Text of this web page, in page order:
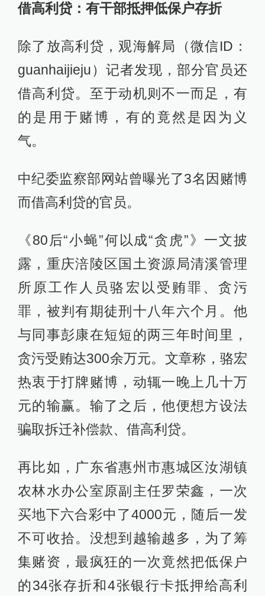
借高利贷：有干部抵押低保户存折
除了放高利贷，观海解局（微信ID：
guanhaijieju）记者发现，部分官员还
借高利贷。至于动机则不一而足，有
的是用于赌博，有的竟然是因为义
气。
中纪委监察部网站曾曝光了3名因赌博
而借高利贷的官员。
《80后“小蝇”何以成“贪虎”》一文披
露，重庆涪陵区国土资源局清溪管理
所原工作人员骆宏以受贿罪、贪污
罪，被判有期徒刑十八年六个月。他
与同事彭康在短短的两三年时间里，
贪污受贿达300余万元。文章称，骆宏
热衷于打牌赌博，动辄一晚上几十万
元的输赢。输了之后，他便想方设法
骗取拆迁补偿款、借高利贷。
再比如，广东省惠州市惠城区汝湖镇
农林水办公室原副主任罗荣鑫，一次
买地下六合彩中了4000元，随后一发
不可收拾。没想到越输越多，为了筹
集赌资，最疯狂的一次竟然把低保户
的34张存折和4张银行卡抵押给高利